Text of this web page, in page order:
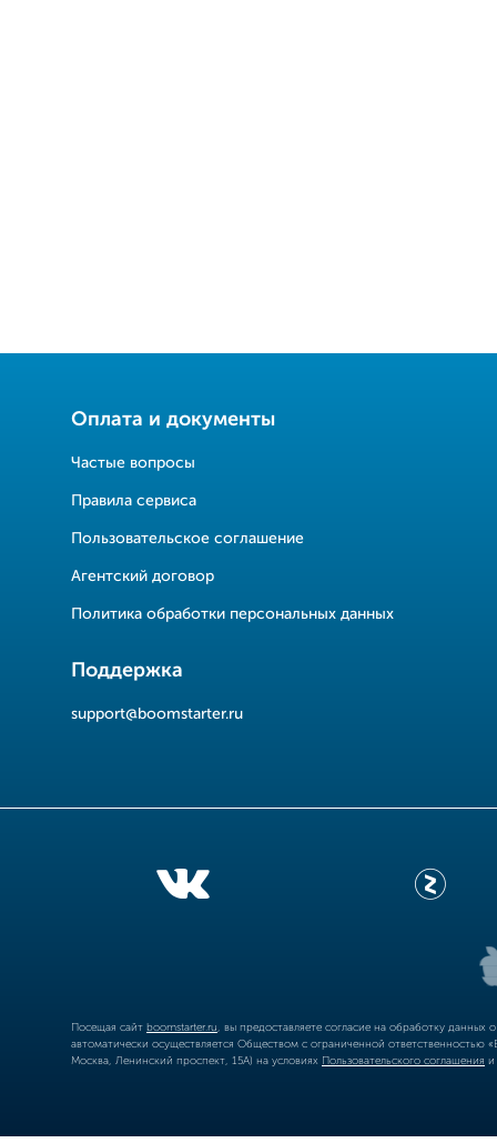
Оплата и документы
Частые вопросы
Правила сервиса
Пользовательское соглашение
Агентский договор
Политика обработки персональных данных
Поддержка
support@boomstarter.ru
Посещая сайт boomstarter.ru , вы предоставляете согласие на обработку
автоматически осуществляется Обществом с ограниченной
Москва, Ленинский проспект, 15А) на условиях Пользовательского соглашения и